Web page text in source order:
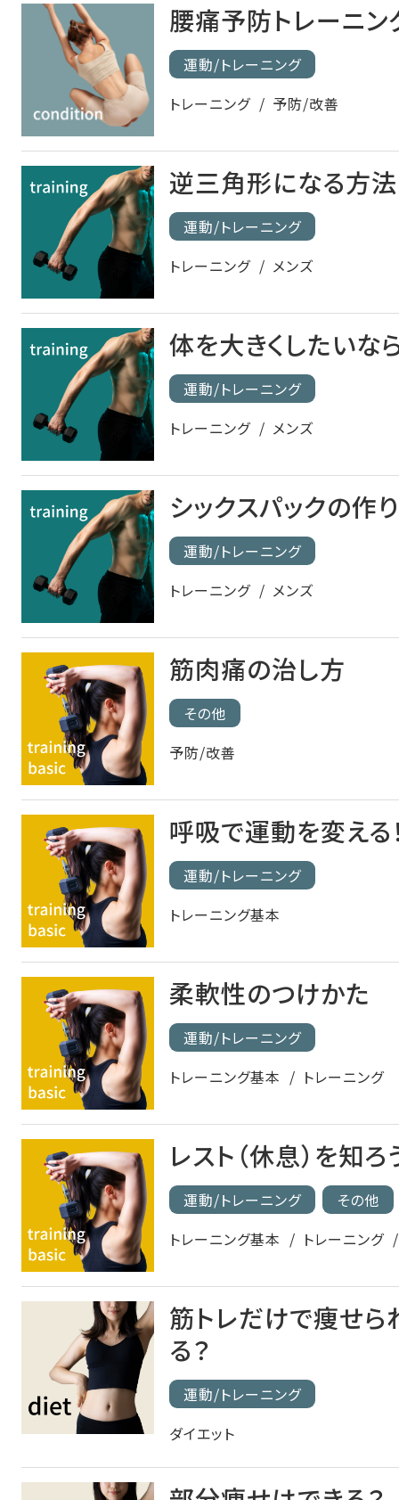
腰痛予防トレーニン
運動/トレーニング
トレーニング
予防/改善
逆三角形になる方法
運動/トレーニング
トレーニング
メンズ
体を大きくしたいな
運動/トレーニング
トレーニング
メンズ
シックスパックの作
運動/トレーニング
トレーニング
メンズ
筋肉痛の治し方
その他
予防/改善
呼吸で運動を変える
運動/トレーニング
トレーニング基本
柔軟性のつけかた
運動/トレーニング
トレーニング基本
トレーニング
レスト（休息）を知ろ
運動/トレーニング
その他
トレーニング基本
トレーニング
筋トレだけで痩せら
る？
運動/トレーニング
ダイエット